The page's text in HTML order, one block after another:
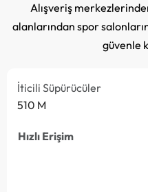
Alışveriş
alanlarından spor
güvenle
İticili Süpürücüler
510 M
Hızlı Erişim